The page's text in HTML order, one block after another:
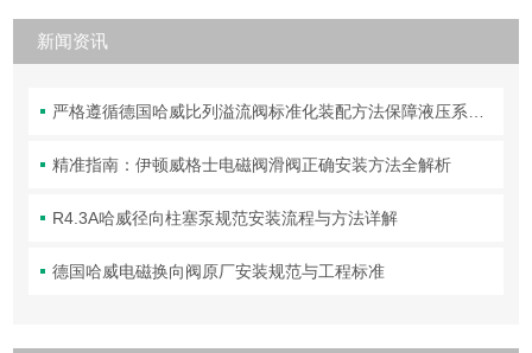
新闻资讯
严格遵循德国哈威比列溢流阀标准化装配方法保障液压系统压力调控精准可靠
精准指南：伊顿威格士电磁阀滑阀正确安装方法全解析
R4.3A哈威径向柱塞泵规范安装流程与方法详解
德国哈威电磁换向阀原厂安装规范与工程标准